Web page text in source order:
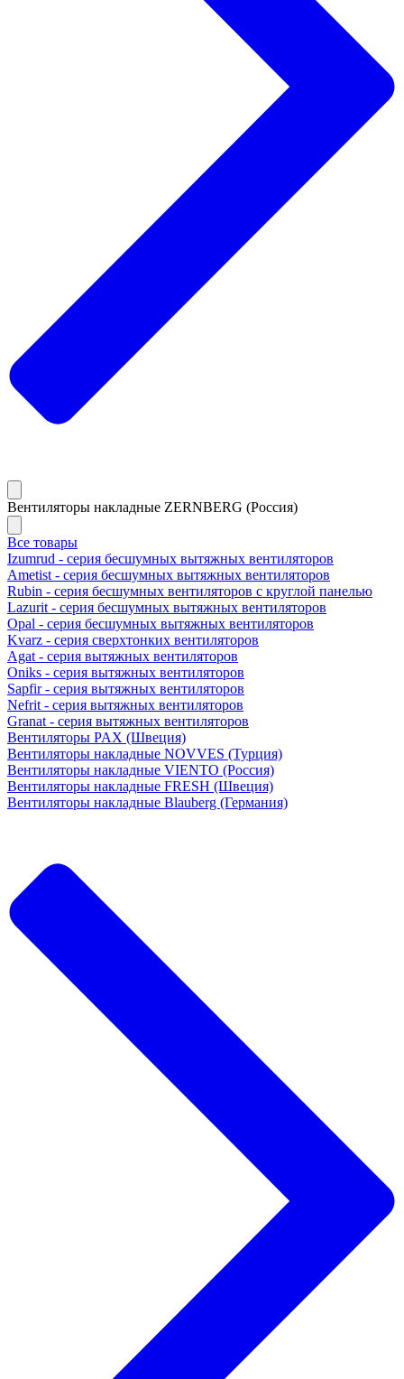
Вентиляторы накладные ZERNBERG (Россия)
Все товары
Izumrud - серия бесшумных вытяжных вентиляторов
Ametist - серия бесшумных вытяжных вентиляторов
Rubin - серия бесшумных вентиляторов с круглой панелью
Lazurit - серия бесшумных вытяжных вентиляторов
Opal - серия бесшумных вытяжных вентиляторов
Kvarz - серия сверхтонких вентиляторов
Agat - серия вытяжных вентиляторов
Oniks - серия вытяжных вентиляторов
Sapfir - серия вытяжных вентиляторов
Nefrit - серия вытяжных вентиляторов
Granat - серия вытяжных вентиляторов
Вентиляторы PAX (Швеция)
Вентиляторы накладные NOVVES (Турция)
Вентиляторы накладные VIENTO (Россия)
Вентиляторы накладные FRESH (Швеция)
Вентиляторы накладные Blauberg (Германия)